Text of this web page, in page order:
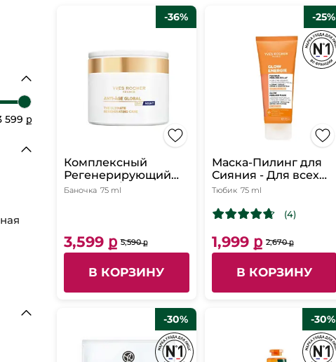
599 ք
-36%
Комплексный
Регенерирующий
Дневной/Ночной
Баночка 75 ml
3,599 ք 5,590 ք
В КОРЗИНУ
-25%
Маска-Пилинг для
Сияния - Для всех
типов кожи, 75 мл
Тюбик 75 ml
(4)
1,999 ք 2,670 ք
В КОРЗИНУ
-30% -30%